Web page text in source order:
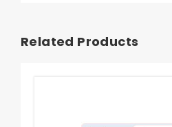
Related Products